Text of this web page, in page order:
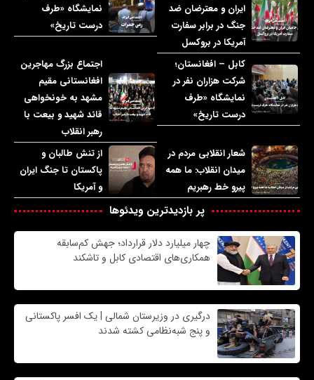
ایران و معترضان ضد
جنگ در برابر سفارت
آمریکا در بروکسل
نمایشگاه «طرف
درست تاریخ»
کابل – افغانستان؛
شرکت هزاران نفر در
نمایشگاه «طرف
درست تاریخ»
اجتماع بزرگ مهاجرین
افغانستانی مقیم
مشهد به خونخواهی
قائد شهید و بیعت با
رهبر انقلاب
شعار انقلابی مردم در
میدان انقلاب: ما همه
پیرو خط رهبریم
از تنش طالبان و
پاکستان تا جنگ ایران
و آمریکا
پر بازدیدترین ویدئوها
چهار میلیارد دلار قرارداد؛ جهش کم‌سابقه
همکاری‌های اقتصادی کابل و تاشکند
درگیری در وزیرستان شمالی | یک افسر پاکستانی
و پنج شبه‌نظامی کشته شدند